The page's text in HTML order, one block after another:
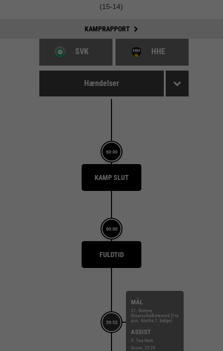
(15-14)
KAMPRAPPORT
SVK HHE
Hændelser
60:00
KAMP SLUT
60:00
FULDTID
59:55
MÅL
21. Romee
Maarschalkeweerd (Fra
pos. Kontra 1. bølge)
ASSIST
5. Tea Hein
Score: 25-29